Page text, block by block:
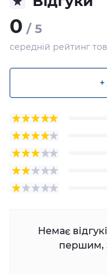
0 / 5
середній рейтинг
Немає
першим,